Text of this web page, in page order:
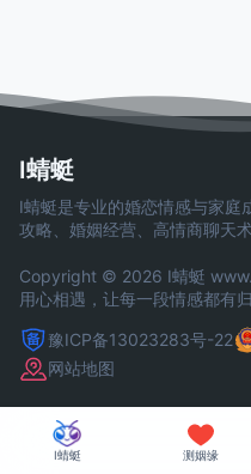
I蜻蜓
I蜻蜓是专业的婚恋情感与家庭
攻略、婚姻经营、高情商聊天
Copyright © 2026 I蜻蜓
用心相遇，让每一段情感都有归
豫ICP备13023283号-22
网站地图
I蜻蜓 测姻缘